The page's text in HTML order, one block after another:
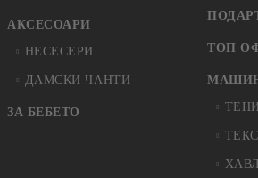
АКСЕСОАРИ
НЕСЕСЕРИ
ДАМСКИ ЧАНТИ
ЗА БЕБЕТО
ТОП